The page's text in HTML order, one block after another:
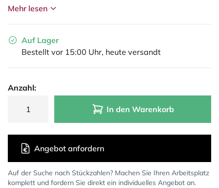
Mehr lesen
Auf Lager
Bestellt vor 15:00 Uhr, heute versandt
Anzahl:
In den Warenkorb
Auf der Suche nach Stückzahlen? Machen Sie Ihren Arbeitsplatz
komplett und fordern Sie direkt ein individuelles Angebot an.
Angebot anfordern